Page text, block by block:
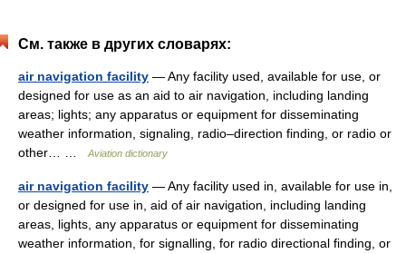
См. также в других словарях:
air navigation facility — Any facility used, available for use, or
designed for use as an aid to air navigation, including landing
areas; lights; any apparatus or equipment for disseminating
weather information, signaling, radio–direction finding, or radio or
other… …
Aviation dictionary
air navigation facility — Any facility used in, available for use in,
or designed for use in, aid of air navigation, including landing
areas, lights, any apparatus or equipment for disseminating
weather information, for signalling, for radio directional finding, or